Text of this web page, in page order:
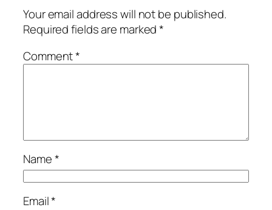
Your email address will not be published.
Required fields are marked*
Comment*
Name*
Email*